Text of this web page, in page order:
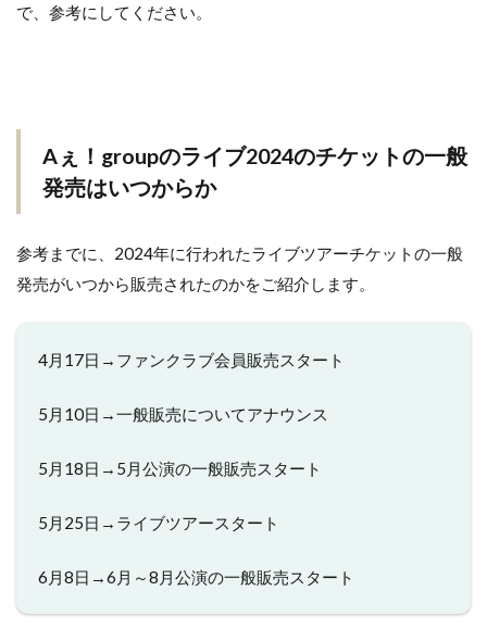
で、参考にしてください。
Aぇ！groupのライブ2024のチケットの一般
発売はいつからか
参考までに、2024年に行われたライブツアーチケットの一般
発売がいつから販売されたのかをご紹介します。
4月17日→ファンクラブ会員販売スタート
5月10日→一般販売についてアナウンス
5月18日→5月公演の一般販売スタート
5月25日→ライブツアースタート
6月8日→6月～8月公演の一般販売スタート